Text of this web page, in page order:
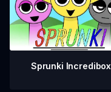
Sprunki Incredibox